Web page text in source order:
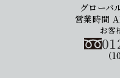
グローバ
営業時間
お客
（